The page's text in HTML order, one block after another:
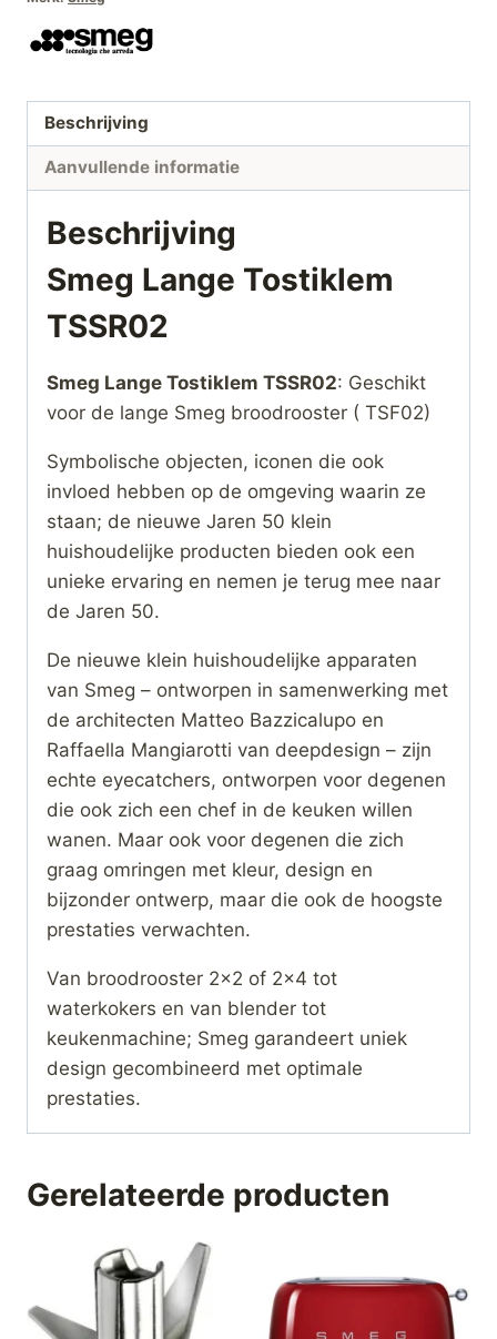
Beschrijving
Aanvullende informatie
Beschrijving
Smeg Lange Tostiklem
TSSR02
Smeg Lange Tostiklem TSSR02: Geschikt
voor de lange Smeg broodrooster ( TSF02)
Symbolische objecten, iconen die ook
invloed hebben op de omgeving waarin ze
staan; de nieuwe Jaren 50 klein
huishoudelijke producten bieden ook een
unieke ervaring en nemen je terug mee naar
de Jaren 50.
De nieuwe klein huishoudelijke apparaten
van Smeg – ontworpen in samenwerking met
de architecten Matteo Bazzicalupo en
Raffaella Mangiarotti van deepdesign – zijn
echte eyecatchers, ontworpen voor degenen
die ook zich een chef in de keuken willen
wanen. Maar ook voor degenen die zich
graag omringen met kleur, design en
bijzonder ontwerp, maar die ook de hoogste
prestaties verwachten.
Van broodrooster 2×2 of 2×4 tot
waterkokers en van blender tot
keukenmachine; Smeg garandeert uniek
design gecombineerd met optimale
prestaties.
Gerelateerde producten